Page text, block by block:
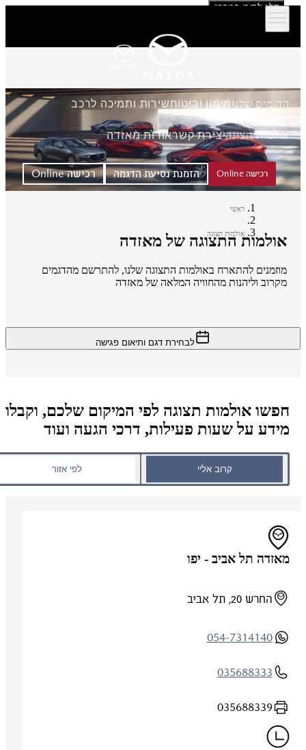
דלג לתוכן המרכזי
הדגמים שלנומימון וביטוחשירות ותמיכה לרכב
אולמות תצוגהיצירת קשראודות מאזדה
רכישה Online הזמנת נסיעת הדגמה רכישה Online
ראשי
אולמות תצוגה
אולמות התצוגה של מאזדה
מוזמנים להתארח באולמות התצוגה שלנו, להתרשם מהדגמים
מקרוב וליהנות מהחוויה המלאה של מאזדה
לבחירת דגם ותיאום פגישה
חפשו אולמות תצוגה לפי המיקום שלכם, וקבלו
מידע על שעות פעילות, דרכי הגעה ועוד
קרוב אליי לפי אזור
מאזדה תל אביב - יפו
החרש 20, תל אביב
054-7314140
035688333
035688339